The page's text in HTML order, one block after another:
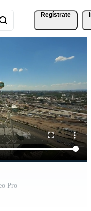
Regístrate
Pro